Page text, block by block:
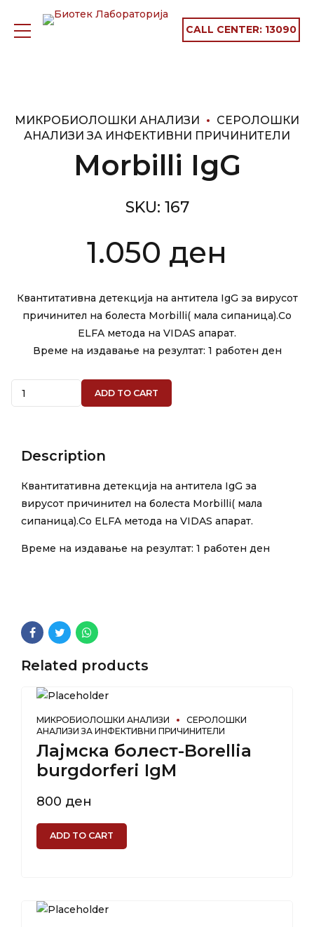
CALL CENTER: 13090
МИКРОБИОЛОШКИ АНАЛИЗИ
СЕРОЛОШКИ
АНАЛИЗИ ЗА ИНФЕКТИВНИ ПРИЧИНИТЕЛИ
Morbilli IgG
SKU: 167
1.050 ден
Квантитативна детекција на антитела IgG за вирусот
причинител на болеста Morbilli( мала сипаница).Со
ELFA метода на VIDAS апарат.
Време на издавање на резултат: 1 работен ден
Quantity ADD TO CART
Description
Квантитативна детекција на антитела IgG за
вирусот причинител на болеста Morbilli( мала
сипаница).Со ELFA метода на VIDAS апарат.
Време на издавање на резултат: 1 работен ден
Related products
МИКРОБИОЛОШКИ АНАЛИЗИ
СЕРОЛОШКИ
АНАЛИЗИ ЗА ИНФЕКТИВНИ ПРИЧИНИТЕЛИ
Лајмска болест-Borellia
burgdorferi IgM
800 ден
ADD TO CART